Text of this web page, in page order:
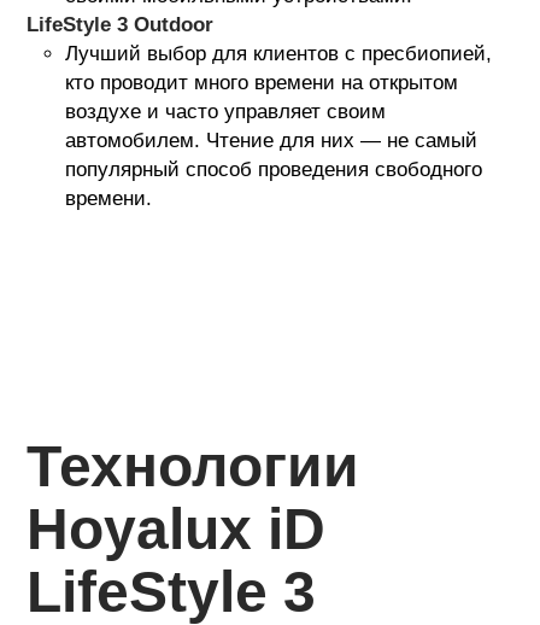
LifeStyle 3 Outdoor
Лучший выбор для клиентов с пресбиопией,
кто проводит много времени на открытом
воздухе и часто управляет своим
автомобилем. Чтение для них — не самый
популярный способ проведения свободного
времени.
Технологии
Hoyalux iD
LifeStyle 3